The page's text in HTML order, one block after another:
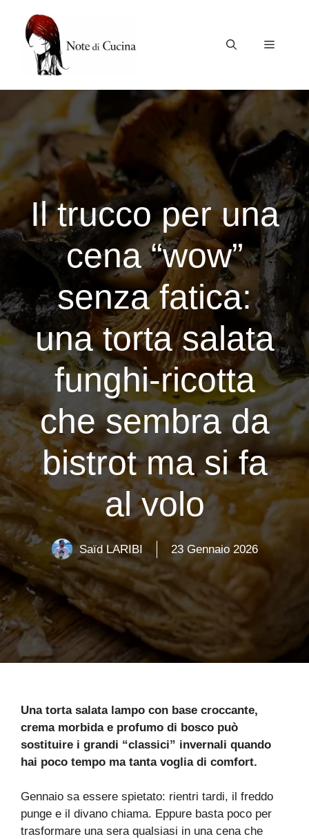
contenuto
Menu
Il trucco per una
cena “wow”
senza fatica:
una torta salata
funghi-ricotta
che sembra da
bistrot ma si fa
al volo
Saïd LARIBI 23 Gennaio 2026
Una torta salata lampo con base croccante,
crema morbida e profumo di bosco può
sostituire i grandi “classici” invernali quando
hai poco tempo ma tanta voglia di comfort.
Gennaio sa essere spietato: rientri tardi, il freddo
punge e il divano chiama. Eppure basta poco per
trasformare una sera qualsiasi in una cena che